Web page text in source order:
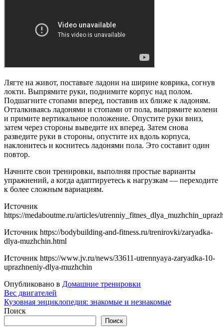
Лягте на живот, поставьте ладони на ширине коврика, согнув
локти. Выпрямите руки, поднимите корпус над полом.
Подшагните стопами вперед, поставив их ближе к ладоням.
Отталкиваясь ладонями и стопами от пола, выпрямите колени
и примите вертикальное положение. Опустите руки вниз,
затем через стороны выведите их вперед. Затем снова
разведите руки в стороны, опустите их вдоль корпуса,
наклонитесь и коснитесь ладонями пола. Это составит один
повтор.
Начните свои тренировки, выполняя простые варианты
упражнений, а когда адаптируетесь к нагрузкам — переходите
к более сложным вариациям.
Источник
https://medaboutme.ru/articles/
Источник https://bodybuilding-and-fitness.ru/trenirovki/zaryadka-
dlya-muzhchin.html
Источник https://www.jv.ru/news/33611-utrennyaya-zaryadka-10-
uprazhneniy-dlya-muzhchin
Опубликовано в Домашние тренировки
Навигация
по
Вес двигателей
Кузовная энциклопедия: знакомые и незнакомые
Поиск
Поиск